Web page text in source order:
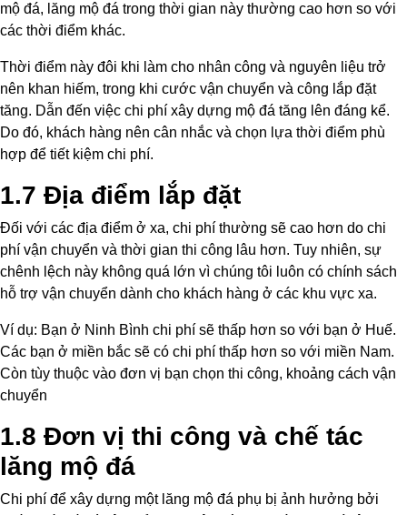
mộ đá, lăng mộ đá trong thời gian này thường cao hơn so với
các thời điểm khác.
Thời điểm này đôi khi làm cho nhân công và nguyên liệu trở
nên khan hiếm, trong khi cước vận chuyển và công lắp đặt
tăng. Dẫn đến việc chi phí xây dựng mộ đá tăng lên đáng kể.
Do đó, khách hàng nên cân nhắc và chọn lựa thời điểm phù
hợp để tiết kiệm chi phí.
1.7 Địa điểm lắp đặt
Đối với các địa điểm ở xa, chi phí thường sẽ cao hơn do chi
phí vận chuyển và thời gian thi công lâu hơn. Tuy nhiên, sự
chênh lệch này không quá lớn vì chúng tôi luôn có chính sách
hỗ trợ vận chuyển dành cho khách hàng ở các khu vực xa.
Ví dụ: Bạn ở Ninh Bình chi phí sẽ thấp hơn so với bạn ở Huế.
Các bạn ở miền bắc sẽ có chi phí thấp hơn so với miền Nam.
Còn tùy thuộc vào đơn vị bạn chọn thi công, khoảng cách vận
chuyển
1.8 Đơn vị thi công và chế tác
lăng mộ đá
Chi phí để xây dựng một lăng mộ đá phụ bị ảnh hưởng bởi